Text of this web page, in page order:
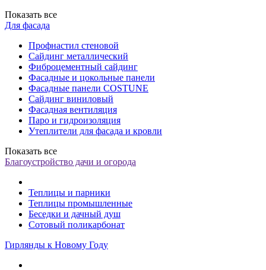
Показать все
Для фасада
Профнастил стеновой
Сайдинг металлический
Фиброцементный сайдинг
Фасадные и цокольные панели
Фасадные панели COSTUNE
Сайдинг виниловый
Фасадная вентиляция
Паро и гидроизоляция
Утеплители для фасада и кровли
Показать все
Благоустройство дачи и огорода
Теплицы и парники
Теплицы промышленные
Беседки и дачный душ
Сотовый поликарбонат
Гирлянды к Новому Году